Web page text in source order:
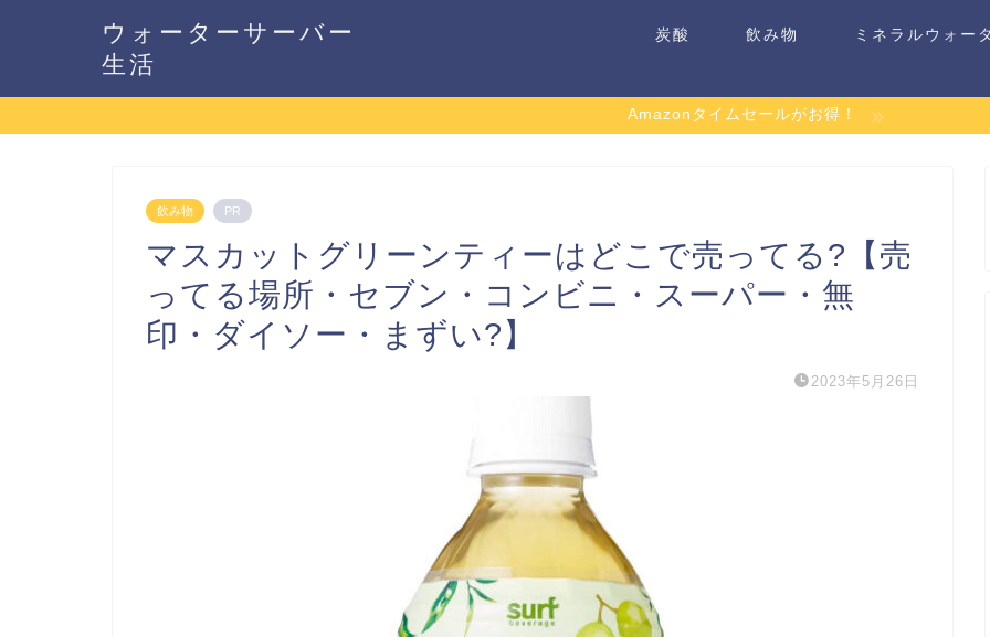
ウォーターサーバー
生活
炭酸 飲み物 ミネラルウォー
Amazonタイムセールがお得！
飲み物 PR
マスカットグリーンティーはどこで売ってる?【売
ってる場所・セブン・コンビニ・スーパー・無
印・ダイソー・まずい?】
2023年5月26日